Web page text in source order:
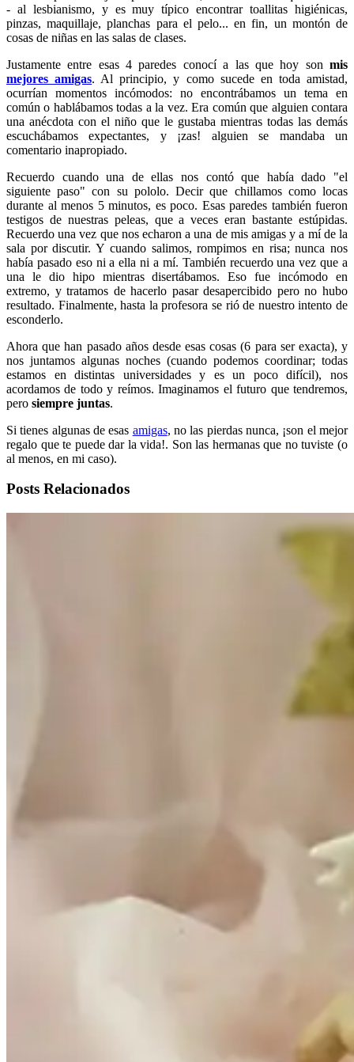
- al lesbianismo, y es muy típico encontrar toallitas higiénicas,
pinzas, maquillaje, planchas para el pelo... en fin, un montón de
cosas de niñas en las salas de clases.
Justamente entre esas 4 paredes conocí a las que hoy son mis
mejores amigas. Al principio, y como sucede en toda amistad,
ocurrían momentos incómodos: no encontrábamos un tema en
común o hablábamos todas a la vez. Era común que alguien contara
una anécdota con el niño que le gustaba mientras todas las demás
escuchábamos expectantes, y ¡zas! alguien se mandaba un
comentario inapropiado.
Recuerdo cuando una de ellas nos contó que había dado "el
siguiente paso" con su pololo. Decir que chillamos como locas
durante al menos 5 minutos, es poco. Esas paredes también fueron
testigos de nuestras peleas, que a veces eran bastante estúpidas.
Recuerdo una vez que nos echaron a una de mis amigas y a mí de la
sala por discutir. Y cuando salimos, rompimos en risa; nunca nos
había pasado eso ni a ella ni a mí. También recuerdo una vez que a
una le dio hipo mientras disertábamos. Eso fue incómodo en
extremo, y tratamos de hacerlo pasar desapercibido pero no hubo
resultado. Finalmente, hasta la profesora se rió de nuestro intento de
esconderlo.
Ahora que han pasado años desde esas cosas (6 para ser exacta), y
nos juntamos algunas noches (cuando podemos coordinar; todas
estamos en distintas universidades y es un poco difícil), nos
acordamos de todo y reímos. Imaginamos el futuro que tendremos,
pero siempre juntas.
Si tienes algunas de esas amigas, no las pierdas nunca, ¡son el mejor
regalo que te puede dar la vida!. Son las hermanas que no tuviste (o
al menos, en mi caso).
Posts Relacionados